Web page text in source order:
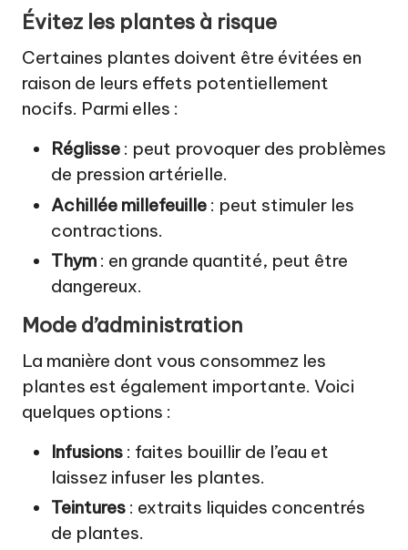
Évitez les plantes à risque
Certaines plantes doivent être évitées en
raison de leurs effets potentiellement
nocifs. Parmi elles :
Réglisse : peut provoquer des problèmes
de pression artérielle.
Achillée millefeuille : peut stimuler les
contractions.
Thym : en grande quantité, peut être
dangereux.
Mode d’administration
La manière dont vous consommez les
plantes est également importante. Voici
quelques options :
Infusions : faites bouillir de l’eau et
laissez infuser les plantes.
Teintures : extraits liquides concentrés
de plantes.